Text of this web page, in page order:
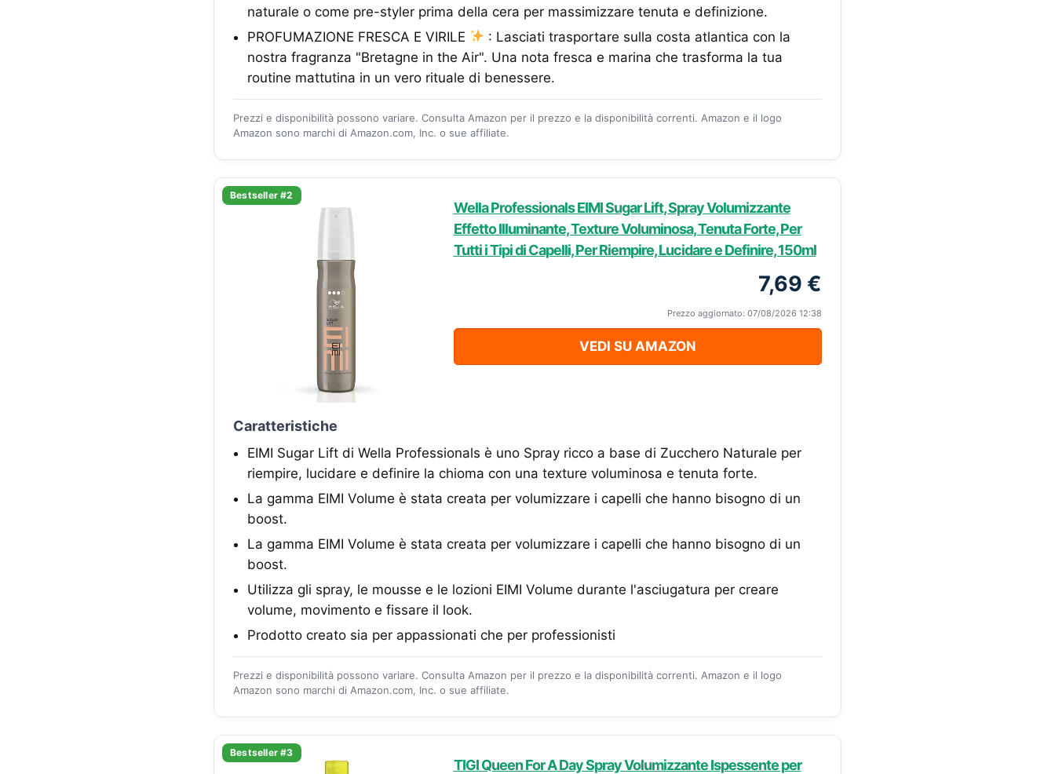
naturale o come pre-styler prima della cera per massimizzare tenuta e definizione.
PROFUMAZIONE FRESCA E VIRILE
: Lasciati trasportare sulla costa atlantica con la
nostra fragranza "Bretagne in the Air". Una nota fresca e marina che trasforma la tua
routine mattutina in un vero rituale di benessere.
Prezzi e disponibilità possono variare. Consulta Amazon per il prezzo e la disponibilità correnti. Amazon e il logo
Amazon sono marchi di Amazon.com, Inc. o sue affiliate.
Bestseller #2
Wella Professionals EIMI Sugar Lift, Spray Volumizzante
Effetto Illuminante, Texture Voluminosa, Tenuta Forte, Per
Tutti i Tipi di Capelli, Per Riempire, Lucidare e Definire, 150ml
7,69 €
Prezzo aggiornato: 07/08/2026 12:38
VEDI SU AMAZON
Caratteristiche
EIMI Sugar Lift di Wella Professionals è uno Spray ricco a base di Zucchero Naturale per
riempire, lucidare e definire la chioma con una texture voluminosa e tenuta forte.
La gamma EIMI Volume è stata creata per volumizzare i capelli che hanno bisogno di un
boost.
La gamma EIMI Volume è stata creata per volumizzare i capelli che hanno bisogno di un
boost.
Utilizza gli spray, le mousse e le lozioni EIMI Volume durante l'asciugatura per creare
volume, movimento e fissare il look.
Prodotto creato sia per appassionati che per professionisti
Prezzi e disponibilità possono variare. Consulta Amazon per il prezzo e la disponibilità correnti. Amazon e il logo
Amazon sono marchi di Amazon.com, Inc. o sue affiliate.
Bestseller #3
TIGI Queen For A Day Spray Volumizzante Ispessente per